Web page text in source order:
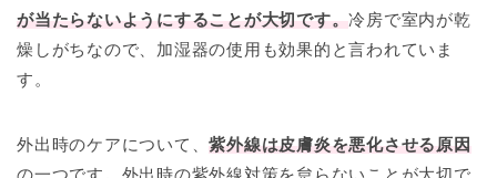
が当たらないようにすることが大切です。冷房で室内が乾
燥しがちなので、加湿器の使用も効果的と言われていま
す。
外出時のケアについて、紫外線は皮膚炎を悪化させる原因
の一つです。外出時の紫外線対策を怠らないことが大切で